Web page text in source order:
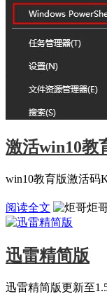
激活win10教
win10教育版激活码
阅读全文 炬
迅雷精简版
迅雷精简版更新至